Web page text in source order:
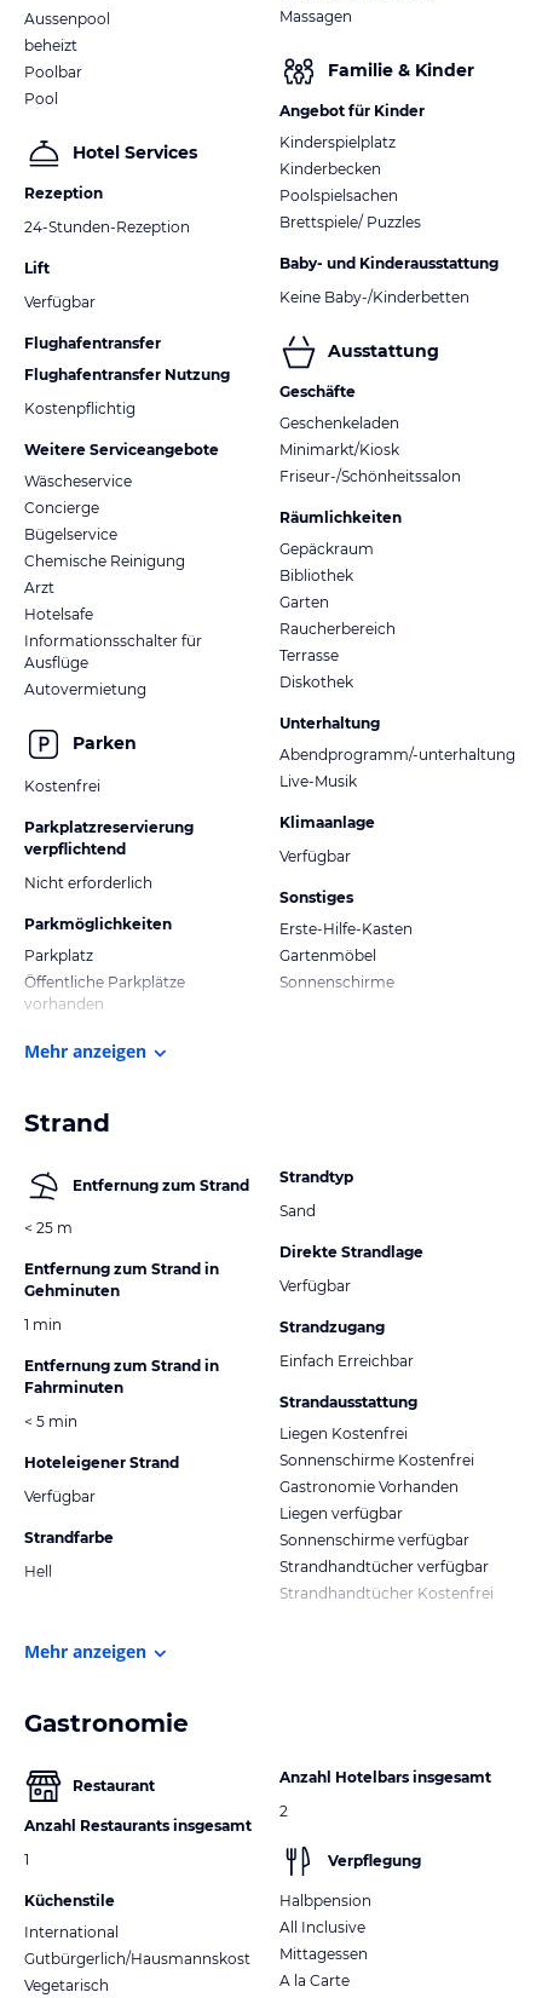
Aussenpool
beheizt
Poolbar
Pool
Hotel Services
Rezeption
24-Stunden-Rezeption
Lift
Verfügbar
Flughafentransfer
Flughafentransfer Nutzung
Kostenpflichtig
Weitere Serviceangebote
Wäscheservice
Concierge
Bügelservice
Chemische Reinigung
Arzt
Hotelsafe
Informationsschalter für
Ausflüge
Autovermietung
Parken
Kostenfrei
Parkplatzreservierung
verpflichtend
Nicht erforderlich
Parkmöglichkeiten
Parkplatz
Öffentliche Parkplätze
vorhanden
Massagen
Familie & Kinder
Angebot für Kinder
Kinderspielplatz
Kinderbecken
Poolspielsachen
Brettspiele/ Puzzles
Baby- und Kinderausstattung
Keine Baby-/Kinderbetten
Ausstattung
Geschäfte
Geschenkeladen
Minimarkt/Kiosk
Friseur-/Schönheitssalon
Räumlichkeiten
Gepäckraum
Bibliothek
Garten
Raucherbereich
Terrasse
Diskothek
Unterhaltung
Abendprogramm/-unterhaltung
Live-Musik
Klimaanlage
Verfügbar
Sonstiges
Erste-Hilfe-Kasten
Gartenmöbel
Sonnenschirme
Mehr anzeigen
Strand
Entfernung zum Strand
< 25 m
Entfernung zum Strand in
Gehminuten
1 min
Entfernung zum Strand in
Fahrminuten
< 5 min
Hoteleigener Strand
Verfügbar
Strandfarbe
Hell
Strandtyp
Sand
Direkte Strandlage
Verfügbar
Strandzugang
Einfach Erreichbar
Strandausstattung
Liegen Kostenfrei
Sonnenschirme Kostenfrei
Gastronomie Vorhanden
Liegen verfügbar
Sonnenschirme verfügbar
Strandhandtücher verfügbar
Strandhandtücher Kostenfrei
Mehr anzeigen
Gastronomie
Restaurant
Anzahl Restaurants insgesamt
1
Küchenstile
International
Gutbürgerlich/Hausmannskost
Vegetarisch
Anzahl Hotelbars insgesamt
2
Verpflegung
Halbpension
All Inclusive
Mittagessen
A la Carte